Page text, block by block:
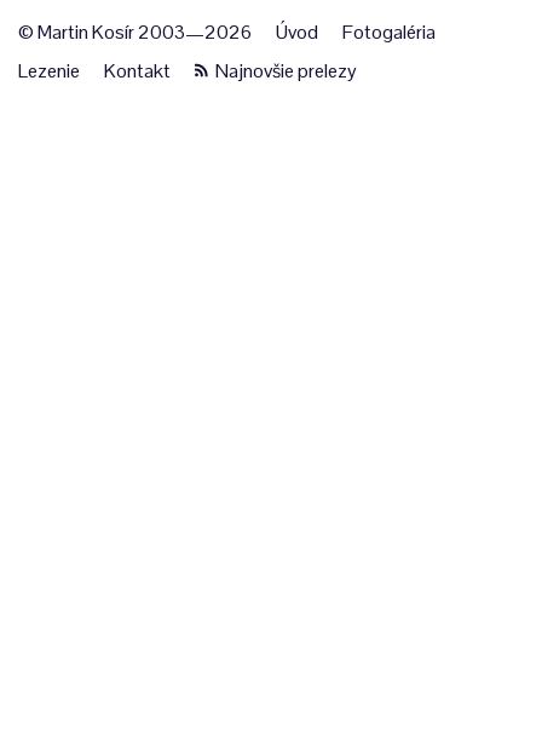
© Martin Kosír 2003—2026 Úvod
Fotogaléria
Lezenie
Kontakt Najnovšie prelezy